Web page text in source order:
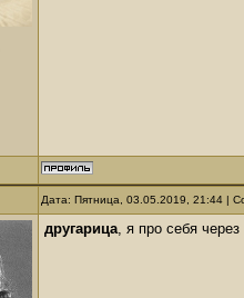
Дата: Пятница, 03.05.2019, 21:44 |
другарица, я про себя через